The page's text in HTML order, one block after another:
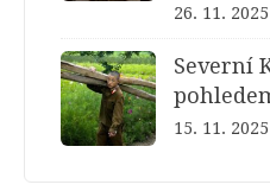
26. 11. 2025
Severní
15. 11. 2025